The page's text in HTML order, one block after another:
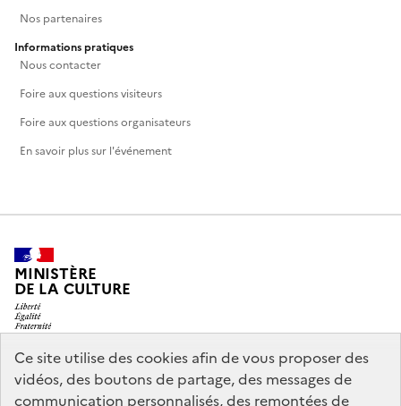
Ce site utilise des cookies afin de vous proposer des
vidéos, des boutons de partage, des messages de
communication personnalisés, des remontées de
Nos partenaires
Informations pratiques
Nous contacter
Foire aux questions visiteurs
Foire aux questions organisateurs
En savoir plus sur l'événement
MINISTÈRE
DE LA CULTURE
legifrance.gouv.fr info.gouv.fr